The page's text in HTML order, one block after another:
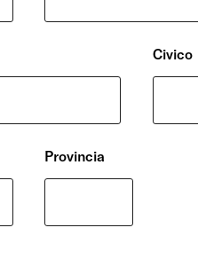
Civico
Provincia